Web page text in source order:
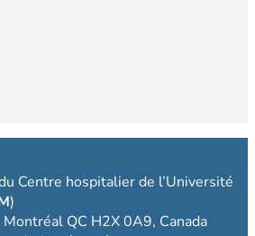
Centre hospitalier de l’Université
)
QC H2X 0A9, Canada